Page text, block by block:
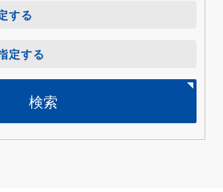
する
定する
検索